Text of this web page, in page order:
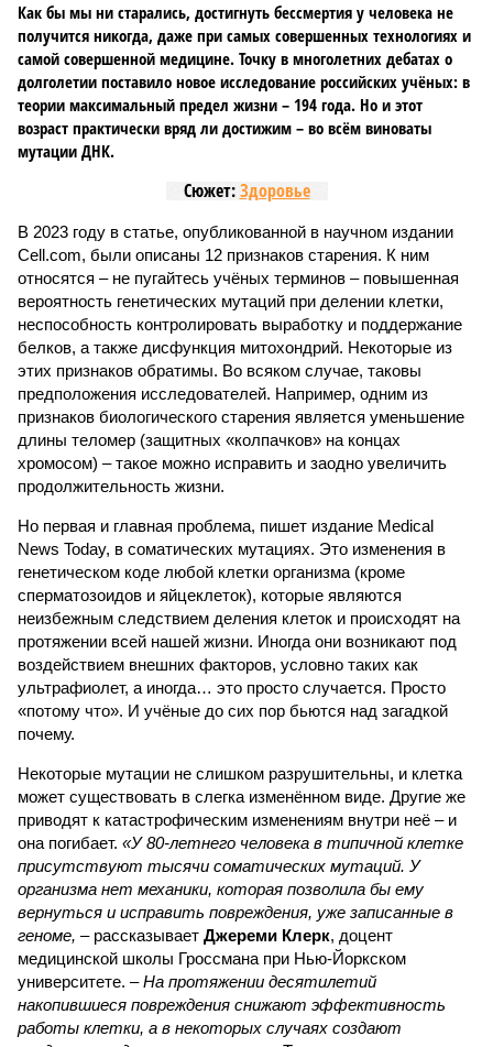
Как бы мы ни старались, достигнуть бессмертия у человека не
получится никогда, даже при самых совершенных технологиях и
самой совершенной медицине. Точку в многолетних дебатах о
долголетии поставило новое исследование российских учёных: в
теории максимальный предел жизни – 194 года. Но и этот
возраст практически вряд ли достижим – во всём виноваты
мутации ДНК.
Сюжет:Здоровье
В 2023 году в статье, опубликованной в научном издании
Cell.com, были описаны 12 признаков старения. К ним
относятся – не пугайтесь учёных терминов – повышенная
вероятность генетических мутаций при делении клетки,
неспособность контролировать выработку и поддержание
белков, а также дисфункция митохондрий. Некоторые из
этих признаков обратимы. Во всяком случае, таковы
предположения исследователей. Например, одним из
признаков биологического старения является уменьшение
длины теломер (защитных «колпачков» на концах
хромосом) – такое можно исправить и заодно увеличить
продолжительность жизни.
Но первая и главная проблема, пишет издание Medical
News Today, в соматических мутациях. Это изменения в
генетическом коде любой клетки организма (кроме
сперматозоидов и яйцеклеток), которые являются
неизбежным следствием деления клеток и происходят на
протяжении всей нашей жизни. Иногда они возникают под
воздействием внешних факторов, условно таких как
ультрафиолет, а иногда… это просто случается. Просто
«потому что». И учёные до сих пор бьются над загадкой
почему.
Некоторые мутации не слишком разрушительны, и клетка
может существовать в слегка изменённом виде. Другие же
приводят к катастрофическим изменениям внутри неё – и
она погибает. «У 80-летнего человека в типичной клетке
присутствуют тысячи соматических мутаций. У
организма нет механики, которая позволила бы ему
вернуться и исправить повреждения, уже записанные в
геноме, – рассказывает Джереми Клерк, доцент
медицинской школы Гроссмана при Нью-Йоркском
университете. – На протяжении десятилетий
накопившиеся повреждения снижают эффективность
работы клетки, а в некоторых случаях создают